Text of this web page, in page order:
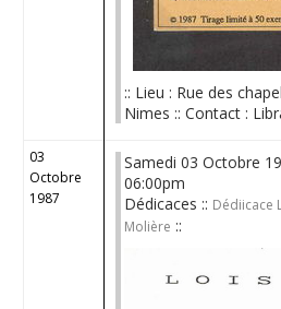
:: Lieu : Rue des
Nimes :: Contact :
03
Octobre
1987
Samedi 03 Octobre
06:00pm
Dédicaces :: Dédiicace
Molière ::